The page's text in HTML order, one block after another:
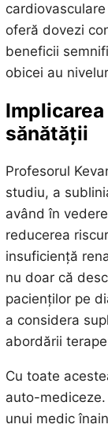
oferă dovezi
beneficii
obicei au
sănătății
Profesorul
studiu, a
având în
reducerea
insuficiență
nu doar că
pacienților pe
a considera
abordării
Cu toate
auto-
unui medic